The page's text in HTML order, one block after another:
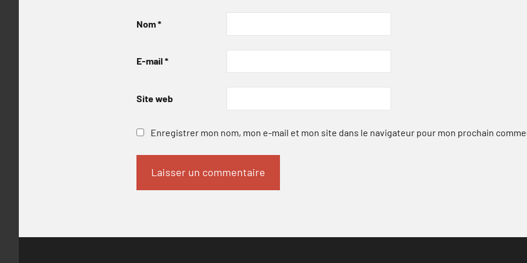
Nom*
E-mail *
Site web
Enregistrer mon nom, mon e-mail et mon site dans le navigateur pour mon prochain